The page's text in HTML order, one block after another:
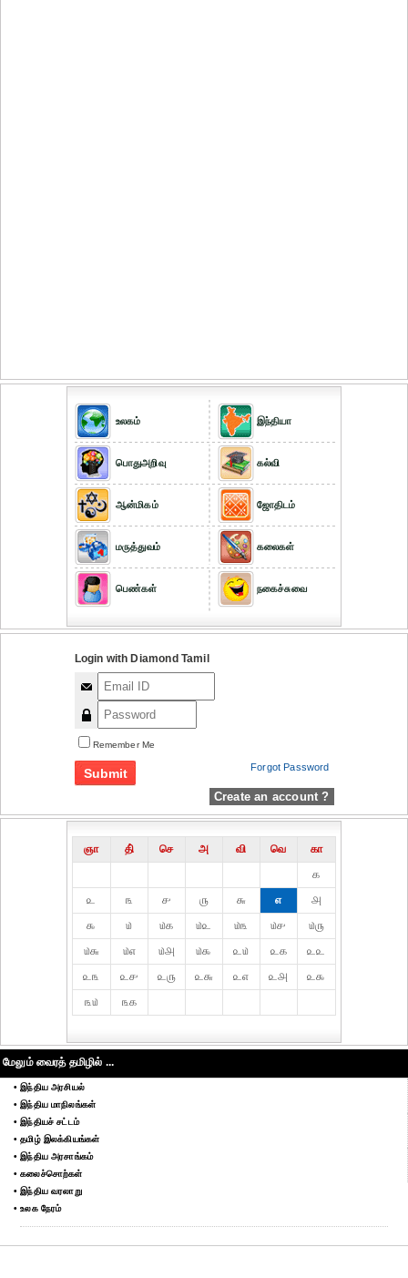
உலகம்
பொதுஅறிவு
ஆன்மிகம்
மருத்துவம்
பெண்கள்
இந்தியா
கல்வி
ஜோதிடம்
கலைகள்
நகைச்சுவை
Login with Diamond Tamil
Remember Me
Forgot Password
Create an account ?
ஞா தி் செ அ வி வெ
கா
௧
௨
௩ ௪ ௫ ௬ ௭
௮
௯
௰ ௰௧ ௰௨ ௰௩ ௰௪
௰௫
௰௬
௰௭ ௰௮ ௰௯ ௨௰ ௨௧
௨௨
௨௩
௨௪ ௨௫ ௨௬ ௨௭ ௨௮
௨௯
௩௰
௩௧
மேலும் வைரத் தமிழில் ...
• இந்திய அரசியல்
• இந்திய மாநிலங்கள்
• இந்தியச் சட்டம்
• தமிழ் இலக்கியங்கள்
• இந்திய அரசாங்கம்
• கலைச்சொற்கள்
• இந்திய வரலாறு
• உலக நேரம்